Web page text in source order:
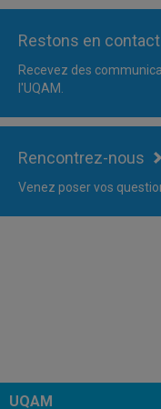
Restons en contact
Recevez des
l'UQAM.
Rencontrez-nous
Venez poser vos
UQAM